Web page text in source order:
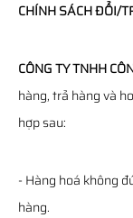
CHÍNH SÁCH ĐỔI/
CÔNG TY TNHH
hàng, trả hàng và
hợp sau:
- Hàng hoá không
hàng.